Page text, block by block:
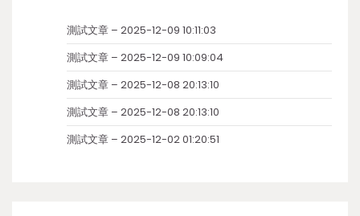
測試文章 – 2025-12-09 10:11:03
測試文章 – 2025-12-09 10:09:04
測試文章 – 2025-12-08 20:13:10
測試文章 – 2025-12-08 20:13:10
測試文章 – 2025-12-02 01:20:51